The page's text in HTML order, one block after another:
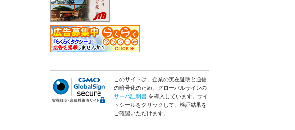
このサイトは、企業の実在証明と通信
の暗号化のため、グローバルサインの
サーバ証明書 を導入しています。サイ
トシールをクリックして、検証結果を
ご確認いただけます。